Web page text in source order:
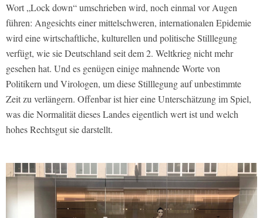
Wort „Lock down“ umschrieben wird, noch einmal vor Augen
führen: Angesichts einer mittelschweren, internationalen Epidemie
wird eine wirtschaftliche, kulturellen und politische Stilllegung
verfügt, wie sie Deutschland seit dem 2. Weltkrieg nicht mehr
gesehen hat. Und es genügen einige mahnende Worte von
Politikern und Virologen, um diese Stilllegung auf unbestimmte
Zeit zu verlängern. Offenbar ist hier eine Unterschätzung im Spiel,
was die Normalität dieses Landes eigentlich wert ist und welch
hohes Rechtsgut sie darstellt.